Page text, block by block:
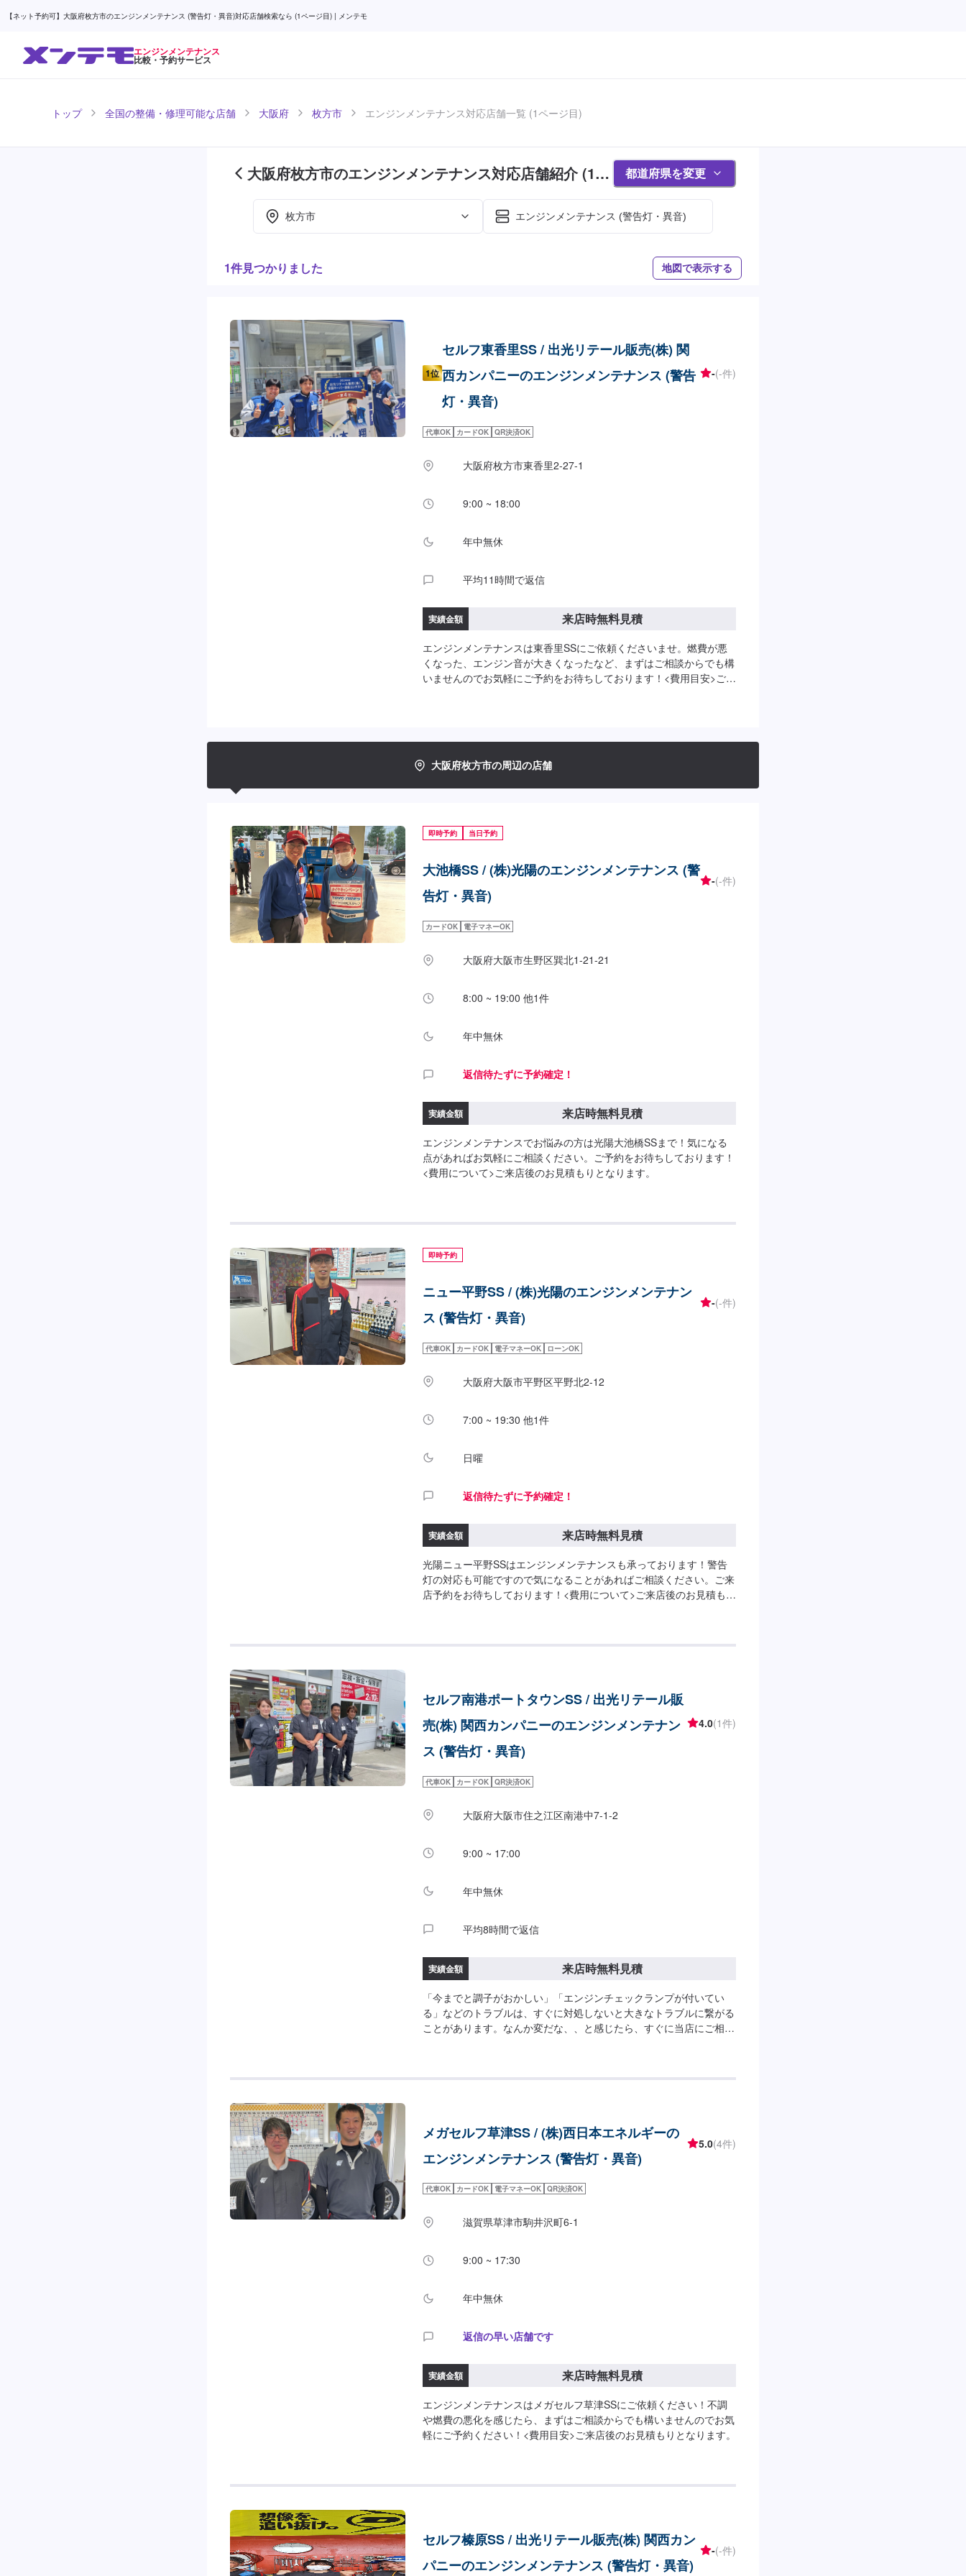
【ネット予約可】大阪府枚方市のエンジンメンテナンス (警告灯・異音)対応店舗検索なら (1ページ目) | メンテモ
エンジンメンテナンス
比較・予約サービス
トップ 全国の整備・修理可能な店舗 大阪府 枚方市 エンジンメンテナンス対応店舗一覧 (1ページ目)
大阪府枚方市のエンジンメンテナンス対応店舗紹介 (1ペ
ージ目)
都道府県を変更
枚方市 エンジンメンテナンス (警告灯・異音)
1件見つかりました 地図で表示する
1位
セルフ東香里SS / 出光リテール販売(株) 関
西カンパニーのエンジンメンテナンス (警告
灯・異音)
-(-件)
代車OK カードOK QR決済OK
大阪府枚方市東香里2-27-1
9:00 ~ 18:00
年中無休
平均11時間で返信
実績金額 来店時無料見積
エンジンメンテナンスは東香里SSにご依頼くださいませ。燃費が悪
くなった、エンジン音が大きくなったなど、まずはご相談からでも構
いませんのでお気軽にご予約をお待ちしております！<費用目安>ご来
大阪府枚方市の周辺の店舗
即時予約 当日予約
大池橋SS / (株)光陽のエンジンメンテナンス (警
告灯・異音)
-(-件)
カードOK 電子マネーOK
大阪府大阪市生野区巽北1-21-21
8:00 ~ 19:00 他1件
年中無休
返信待たずに予約確定！
実績金額 来店時無料見積
エンジンメンテナンスでお悩みの方は光陽大池橋SSまで！気になる
点があればお気軽にご相談ください。ご予約をお待ちしております！
<費用について>ご来店後のお見積もりとなります。
即時予約
ニュー平野SS / (株)光陽のエンジンメンテナン
ス (警告灯・異音)
-(-件)
代車OK カードOK 電子マネーOK ローンOK
大阪府大阪市平野区平野北2-12
7:00 ~ 19:30 他1件
日曜
返信待たずに予約確定！
実績金額 来店時無料見積
光陽ニュー平野SSはエンジンメンテナンスも承っております！警告
灯の対応も可能ですので気になることがあればご相談ください。ご来
店予約をお待ちしております！<費用について>ご来店後のお見積もり
セルフ南港ポートタウンSS / 出光リテール販
売(株) 関西カンパニーのエンジンメンテナン
ス (警告灯・異音)
4.0(1件)
代車OK カードOK QR決済OK
大阪府大阪市住之江区南港中7-1-2
9:00 ~ 17:00
年中無休
平均8時間で返信
実績金額 来店時無料見積
「今までと調子がおかしい」「エンジンチェックランプが付いてい
る」などのトラブルは、すぐに対処しないと大きなトラブルに繋がる
ことがあります。なんか変だな、、と感じたら、すぐに当店にご相談
メガセルフ草津SS / (株)西日本エネルギーの
エンジンメンテナンス (警告灯・異音)
5.0(4件)
代車OK カードOK 電子マネーOK QR決済OK
滋賀県草津市駒井沢町6-1
9:00 ~ 17:30
年中無休
返信の早い店舗です
実績金額 来店時無料見積
エンジンメンテナンスはメガセルフ草津SSにご依頼ください！不調
や燃費の悪化を感じたら、まずはご相談からでも構いませんのでお気
軽にご予約ください！<費用目安>ご来店後のお見積もりとなります。
セルフ榛原SS / 出光リテール販売(株) 関西カン
パニーのエンジンメンテナンス (警告灯・異音)
-(-件)